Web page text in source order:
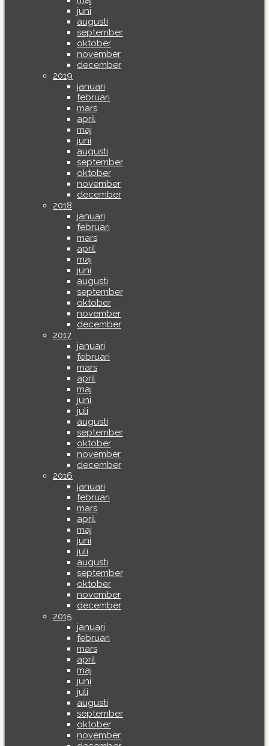
juni
augusti
september
oktober
november
december
2019
januari
februari
mars
april
maj
juni
augusti
september
oktober
november
december
2018
januari
februari
mars
april
maj
juni
augusti
september
oktober
november
december
2017
januari
februari
mars
april
maj
juni
juli
augusti
september
oktober
november
december
2016
januari
februari
mars
april
maj
juni
juli
augusti
september
oktober
november
december
2015
januari
februari
mars
april
maj
juni
juli
augusti
september
oktober
november